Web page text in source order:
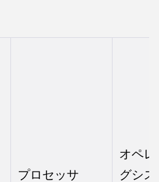
プロセッサ
オペ
グシス